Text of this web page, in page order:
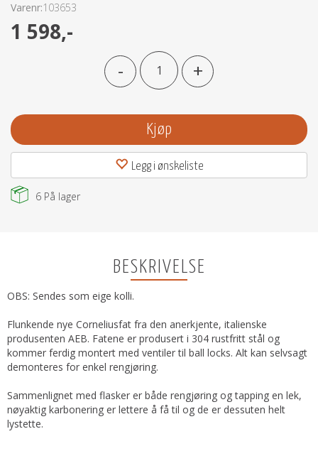
Varenr:103653
1 598,-
- +
Kjøp
Legg i ønskeliste
6 På lager
BESKRIVELSE
OBS: Sendes som eige kolli.
Flunkende nye Corneliusfat fra den anerkjente, italienske
produsenten AEB. Fatene er produsert i 304 rustfritt stål og
kommer ferdig montert med ventiler til ball locks. Alt kan selvsagt
demonteres for enkel rengjøring.
Sammenlignet med flasker er både rengjøring og tapping en lek,
nøyaktig karbonering er lettere å få til og de er dessuten helt
lystette.